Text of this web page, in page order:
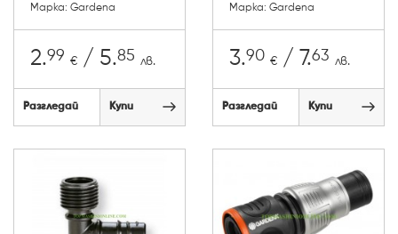
Марка: Gardena
2.99 € / 5.85 лв.
Разгледай Купи
Марка: Gardena
3.90 € / 7.63 лв.
Разгледай Купи